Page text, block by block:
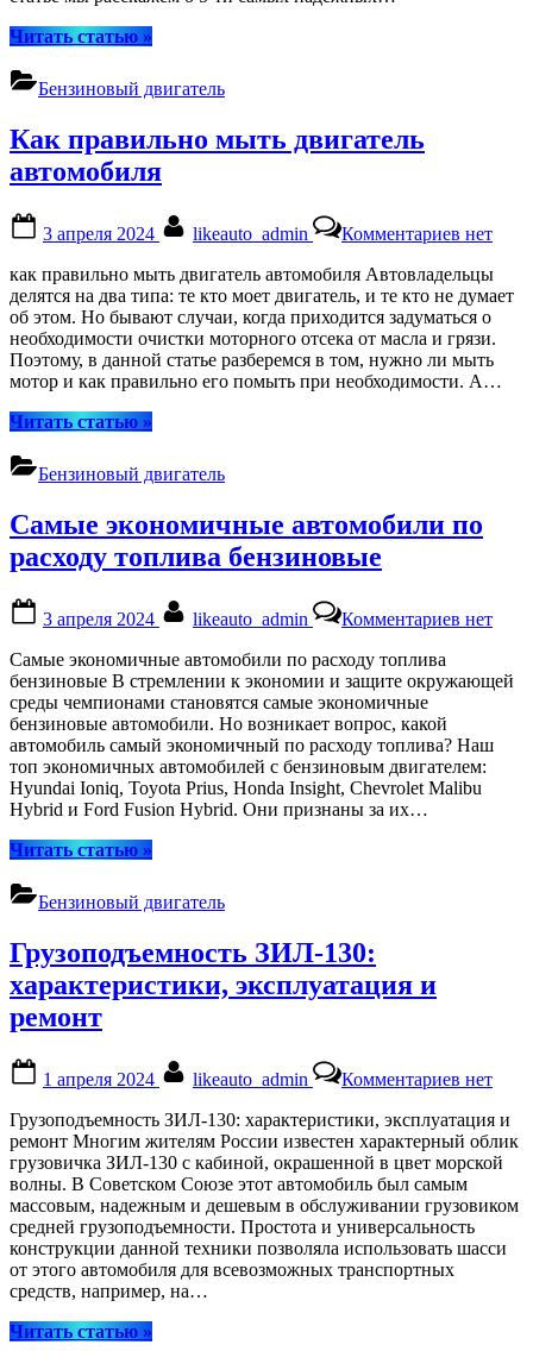
Читать статью“Бензиновых
тойота”
»
Бензиновый двигатель
Как правильно мыть двигатель
автомобиля
on
3 апреля 2024 likeauto_admin Комментариевзаписи
мыть
нет
как правильно мыть двигатель автомобиля Автовладельцы
делятся на два типа: те кто моет двигатель, и те кто не думает
об этом. Но бывают случаи, когда приходится задуматься о
необходимости очистки моторного отсека от масла и грязи.
Поэтому, в данной статье разберемся в том, нужно ли мыть
мотор и как правильно его помыть при необходимости. А…
Читать статью“Как
двигатель
»
Бензиновый двигатель
Самые экономичные автомобили по
расходу топлива бензиновые
on
3 апреля 2024 likeauto_admin Комментариевзаписи
расходу
топлива
нет
Самые экономичные автомобили по расходу топлива
бензиновые В стремлении к экономии и защите окружающей
среды чемпионами становятся самые экономичные
бензиновые автомобили. Но возникает вопрос, какой
автомобиль самый экономичный по расходу топлива? Наш
топ экономичных автомобилей с бензиновым двигателем:
Hyundai Ioniq, Toyota Prius, Honda Insight, Chevrolet Malibu
Hybrid и Ford Fusion Hybrid. Они признаны за их…
Читать статью“Самые
по
топлива
бензиновые”
»
Бензиновый двигатель
Грузоподъемность ЗИЛ-130:
характеристики, эксплуатация и
ремонт
on
1 апреля 2024 likeauto_admin Комментариевзаписи
ЗИЛ-
и
ремонт
нет
Грузоподъемность ЗИЛ-130: характеристики, эксплуатация и
ремонт Многим жителям России известен характерный облик
грузовичка ЗИЛ-130 с кабиной, окрашенной в цвет морской
волны. В Советском Союзе этот автомобиль был самым
массовым, надежным и дешевым в обслуживании грузовиком
средней грузоподъемности. Простота и универсальность
конструкции данной техники позволяла использовать шасси
от этого автомобиля для всевозможных транспортных
средств, например, на…
Читать статью“Грузоподъемность
»